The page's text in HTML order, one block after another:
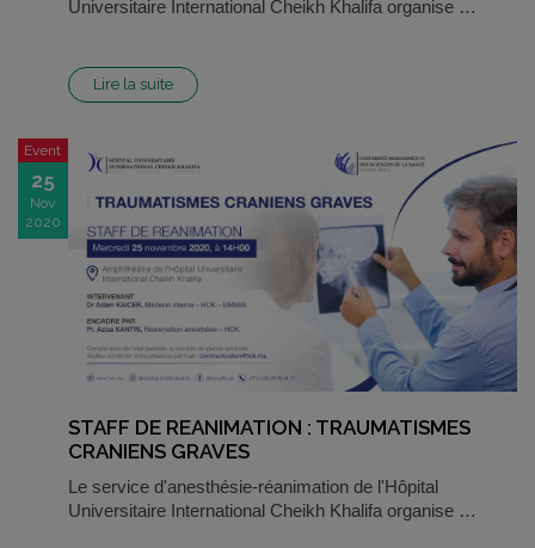
Universitaire International Cheikh Khalifa organise …
Lire la suite
Event
25
Nov
2020
STAFF DE REANIMATION : TRAUMATISMES
CRANIENS GRAVES
Le service d'anesthésie-réanimation de l'Hôpital
Universitaire International Cheikh Khalifa organise …